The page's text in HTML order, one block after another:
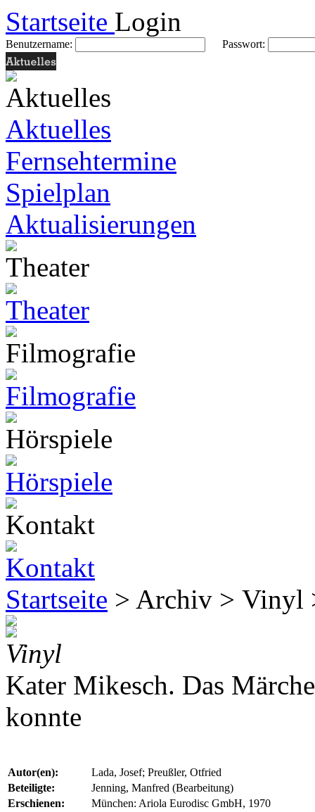
Startseite Login
Benutzername: Passwort:
Aktuelles
Fernsehtermine
Spielplan
Aktualisierungen
Startseite > Archiv >
Vinyl
Kater Mikesch. Das
konnte
Autor(en):
Lada, Josef; Preußler, Otfried
Beteiligte:
Jenning, Manfred (Bearbeitung)
Erschienen:
München: Ariola Eurodisc GmbH, 1970